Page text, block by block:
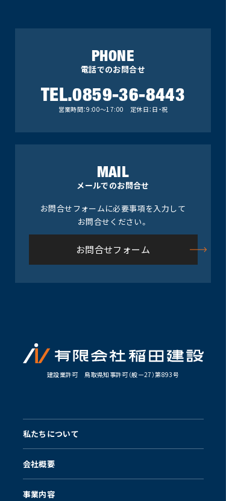
PHONE
電話でのお問合せ
TEL.0859-36-8443
営業時間：9:00～17:00 定休日：日・祝
MAIL
メールでのお問合せ
お問合せフォームに必要事項を入力して
お問合せください。
お問合せフォーム
建設業許可 鳥取県知事許可（般ー27）第893号
私たちについて
会社概要
事業内容